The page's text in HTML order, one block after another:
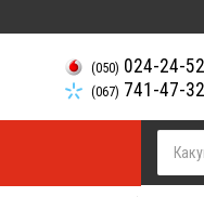
(050) 024-24-52
(067) 741-47-32